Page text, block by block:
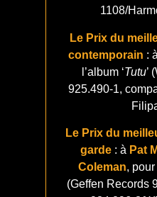
1108/
Le Prix du
contemporain : à
l’album ‘Tutu’
925.490-1,
Le Prix du
garde: à Pat
Coleman, pour
(Geffen Records